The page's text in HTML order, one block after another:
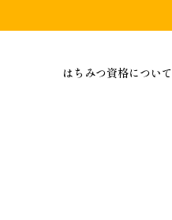
はちみつ資格について